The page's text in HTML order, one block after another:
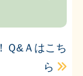
Ｑ&Ａはこち
ら